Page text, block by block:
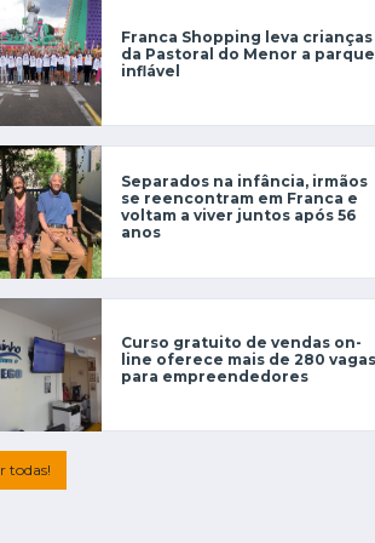
Franca Shopping leva crianças
da Pastoral do Menor a parque
inflável
Separados na infância, irmãos
se reencontram em Franca e
voltam a viver juntos após 56
anos
Curso gratuito de vendas on-
line oferece mais de 280 vagas
para empreendedores
todas!